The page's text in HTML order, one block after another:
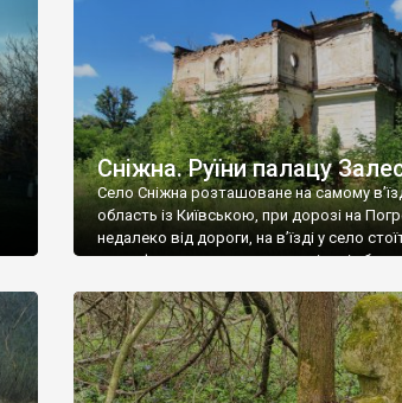
український. Хрести датуються 19
роках Болган […]
Сніжна. Руїни палацу
Село Сніжна розташоване на самому
область із Київською, при дорозі на
недалеко від дороги, на в’їзді у село
рельєфне пано, яке показує жінку і
дороги їх не видно, але видно дві
[…]